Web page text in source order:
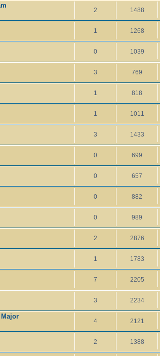
2 1488
1 1268
0 1039
3 769
1 818
1 1011
3 1433
0 699
0 657
0 882
0 989
2 2876
1 1783
7 2205
3 2234
Major
4 2121
2 1388